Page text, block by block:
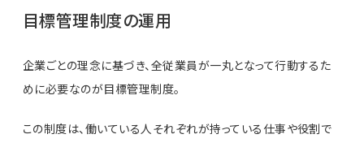
目標管理制度の運用
企業ごとの理念に基づき、全従業員が一丸となって行動するた
めに必要なのが目標管理制度。
この制度は、働いている人それぞれが持っている仕事や役割で